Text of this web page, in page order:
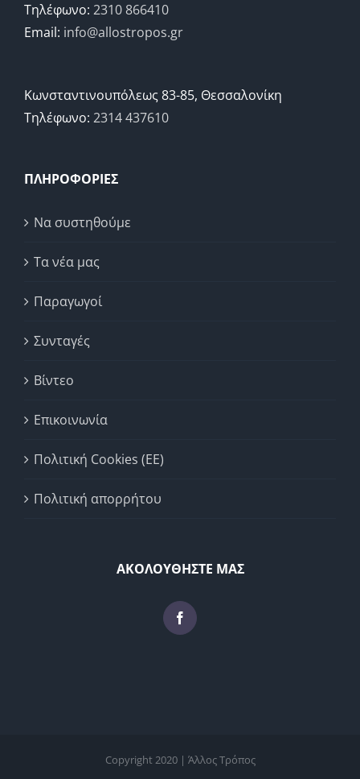
Τηλέφωνο: 2310 866410
Email: info@allostropos.gr
Κωνσταντινουπόλεως 83-85, Θεσσαλονίκη
Τηλέφωνο: 2314 437610
ΠΛΗΡΟΦΟΡΙΕΣ
Να συστηθούμε
Τα νέα μας
Παραγωγοί
Συνταγές
Βίντεο
Επικοινωνία
Πολιτική Cookies (ΕΕ)
Πολιτική απορρήτου
ΑΚΟΛΟΥΘΗΣΤΕ ΜΑΣ
Copyright 2020 | Άλλος Τρόπος